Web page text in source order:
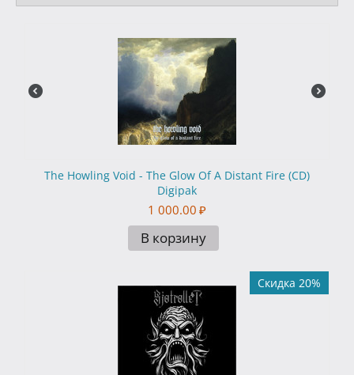
The Howling Void - The Glow Of A Distant Fire (CD)
Digipak
1 000.00 ₽
В корзину
Скидка 20%